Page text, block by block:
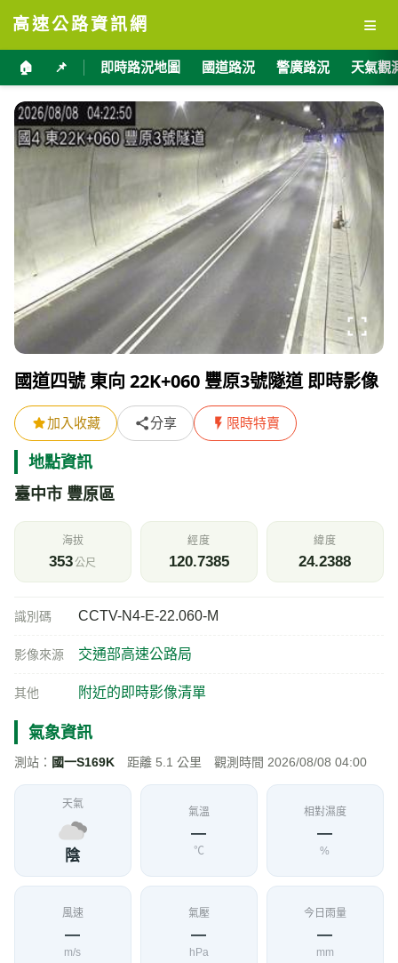
高速公路資訊網 ≡
🏠 📌 即時路況地圖 國道路況 警廣路況 天氣觀
國道四號 東向 22K+060 豐原3號隧道 即時影像
加入收藏 分享 限時特賣
地點資訊
臺中市 豐原區
海拔
353公尺
經度
120.7385
緯度
24.2388
識別碼 CCTV-N4-E-22.060-M
影像來源 交通部高速公路局
其他 附近的即時影像清單
氣象資訊
測站： 國一S169K 距離 5.1 公里 觀測時間 2026/08/08 04:00
天氣
陰
氣溫
—
℃
相對濕度
—
%
風速
—
m/s
氣壓
—
hPa
今日雨量
—
mm